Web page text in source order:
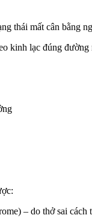
thái mất cân bằng
kinh lạc đúng
– do thở sai